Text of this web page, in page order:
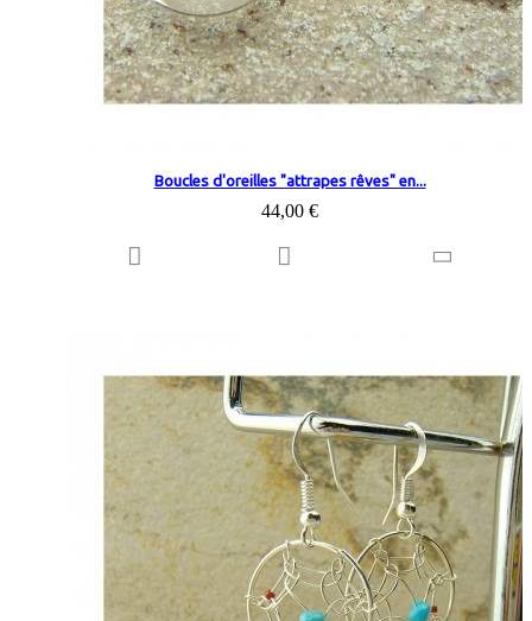
Boucles d'oreilles "attrapes rêves" en...
44,00 €